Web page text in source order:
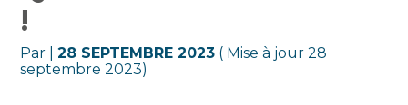
!
Par |28 SEPTEMBRE 2023 ( Mise à jour 28
septembre 2023)